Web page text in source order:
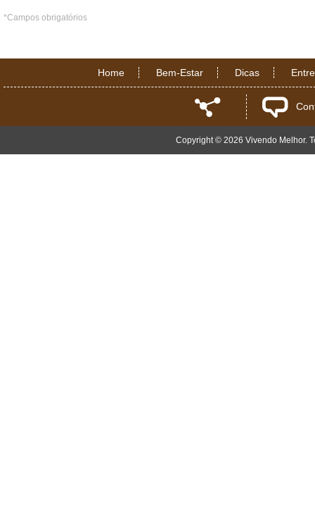
*Campos obrigatórios
Home Bem-Estar Dicas
Copyright © 2026 Vivendo Melhor.